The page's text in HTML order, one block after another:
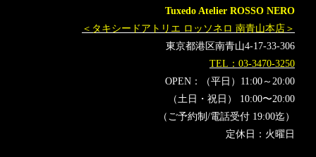
Tuxedo Atelier ROSSO NERO
＜タキシードアトリエ ロッソネロ 南青山本店＞
東京都港区南青山4-17-33-306
TEL：03-3470-3250
OPEN：（平日）11:00～20:00
（土日・祝日） 10:00〜20:00
（ご予約制/電話受付 19:00迄）
定休日：火曜日